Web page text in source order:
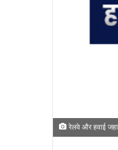
रेलवे और हवाई